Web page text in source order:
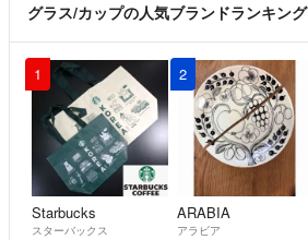
グラス/カップの人気ブランドランキング
1
Starbucks
スターバックス
2
ARABIA
アラビア